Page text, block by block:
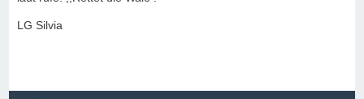
LG Silvia